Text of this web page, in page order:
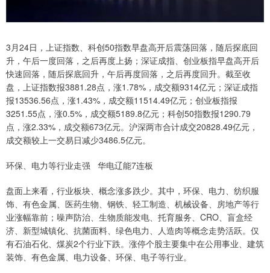
3月24日，上证指数、科创50指数早盘高开后震荡回落，随后探底回
升，午后一度回落，之后再度上扬；深证成指、创业板指早盘高开后
快速回落，随后探底回升，午后再度回落，之后再度回升。截至收
盘，上证指数报3881.28点，涨1.78%，成交额9314亿元；深证成指
报13536.56点，涨1.43%，成交额11514.49亿元；创业板指报
3251.55点，涨0.5%，成交额5189.8亿元；科创50指数报1290.79
点，涨2.33%，成交额673亿元。沪深两市合计成交20828.49亿元，
成交额较上一交易日减少3486.5亿元。
环保、电力等行业走强 华电辽能7连板
盘面上来看，行业板块、概念涨多跌少。其中，环保、电力、纺织服
饰、有色金属、医药生物、钢铁、轻工制造、机械设备、房地产等行
业涨幅靠前；噪声防治、生物质能发电、托育服务、CRO、盲盒经
济、新型城镇化、抗菌面料、绿色电力、人造肉等概念走势活跃。仅
有石油石化、煤炭2个行业下跌。涨停个股主要集中在公用事业、建筑
装饰、有色金属、电力设备、环保、电子等行业。